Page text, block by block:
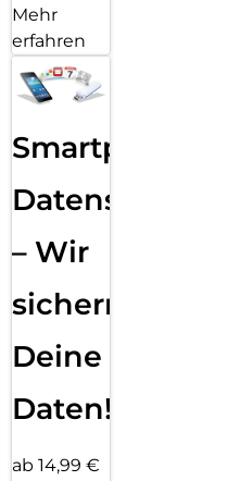
Mehr
erfahren
Smartphone
Datensicherung
– Wir
sichern
Deine
Daten!
ab 14,99 €